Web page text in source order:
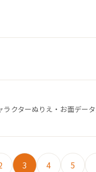
クターぬりえ・お面デー
3 4 5